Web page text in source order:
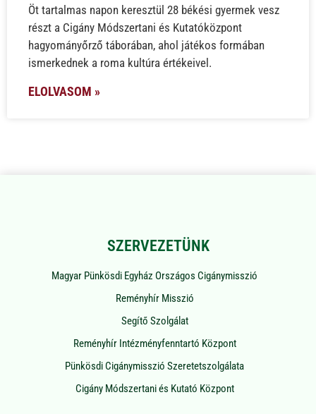
Öt tartalmas napon keresztül 28 békési gyermek vesz
részt a Cigány Módszertani és Kutatóközpont
hagyományőrző táborában, ahol játékos formában
ismerkednek a roma kultúra értékeivel.
ELOLVASOM »
SZERVEZETÜNK
Magyar Pünkösdi Egyház Országos Cigánymisszió
Reményhír Misszió
Segítő Szolgálat
Reményhír Intézményfenntartó Központ
Pünkösdi Cigánymisszió Szeretetszolgálata
Cigány Módszertani és Kutató Központ